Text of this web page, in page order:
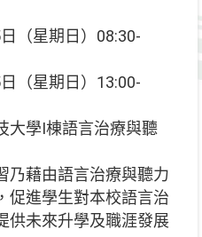
（星期日）08:30-
（星期日）13:00-
大學I棟語言治療與聽
乃藉由語言治療與聽力
促進學生對本校語言治
供未來升學及職涯發展